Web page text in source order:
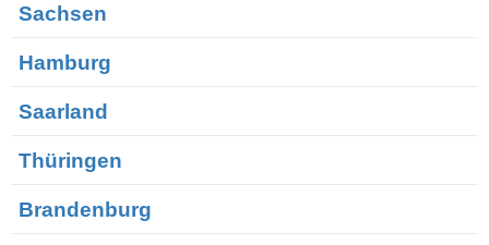
Sachsen
Hamburg
Saarland
Thüringen
Brandenburg